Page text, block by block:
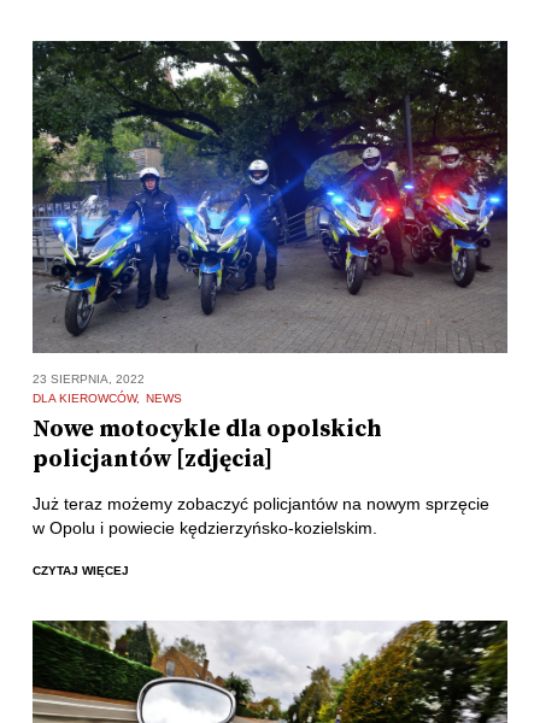
23 SIERPNIA, 2022
DLA KIEROWCÓW
NEWS
Nowe motocykle dla opolskich
policjantów [zdjęcia]
Już teraz możemy zobaczyć policjantów na nowym sprzęcie
w Opolu i powiecie kędzierzyńsko-kozielskim.
CZYTAJ WIĘCEJ